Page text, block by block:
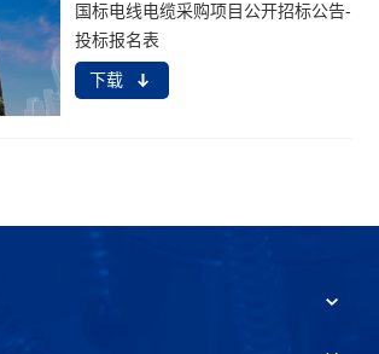
国标电线电缆采购项目公开招标公告-
投标报名表
下载